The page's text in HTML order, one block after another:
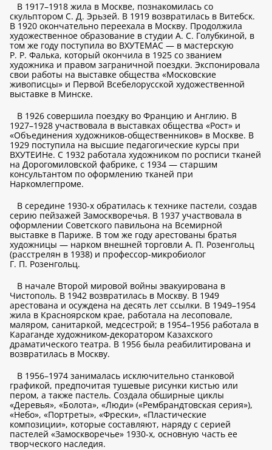
В 1917–1918 жила в Москве, познакомилась со
скульптором С. Д. Эрьзей. В 1919 возвратилась в Витебск.
В 1920 окончательно переехала в Москву. Продолжила
художественное образование в студии А. С. Голубкиной, в
том же году поступила во ВХУТЕМАС — в мастерскую
Р. Р. Фалька, который окончила в 1925 со званием
художника и правом заграничной поездки. Экспонировала
свои работы на выставке общества «Московские
живописцы» и Первой Всебелорусской художественной
выставке в Минске.
В 1926 совершила поездку во Францию и Англию. В
1927–1928 участвовала в выставках общества «Рост» и
«Объединения художников-общественников» в Москве. В
1929 поступила на высшие педагогические курсы при
ВХУТЕИНе. С 1932 работала художником по росписи тканей
на Дорогомиловской фабрике, с 1934 — старшим
консультантом по оформлению тканей при
Наркомлегпроме.
В середине 1930-х обратилась к технике пастели, создав
серию пейзажей Замоскворечья. В 1937 участвовала в
оформлении Советского павильона на Всемирной
выставке в Париже. В том же году арестованы братья
художницы — нарком внешней торговли А. П. Розенгольц
(расстрелян в 1938) и профессор-микробиолог
Г. П. Розенгольц.
В начале Второй мировой войны эвакуирована в
Чистополь. В 1942 возвратилась в Москву. В 1949
арестована и осуждена на десять лет ссылки. В 1949–1954
жила в Красноярском крае, работала на лесоповале,
маляром, санитаркой, медсестрой; в 1954–1956 работала в
Караганде художником-декоратором Казахского
драматического театра. В 1956 была реабилитирована и
возвратилась в Москву.
В 1956–1974 занималась исключительно станковой
графикой, предпочитая тушевые рисунки кистью или
пером, а также пастель. Создала обширные циклы
«Деревья», «Болота», «Люди» («Рембрандтовская серия»),
«Небо», «Портреты», «Фрески», «Пластические
композиции», которые составляют, наряду с серией
пастелей «Замоскворечье» 1930-х, основную часть ее
творческого наследия.